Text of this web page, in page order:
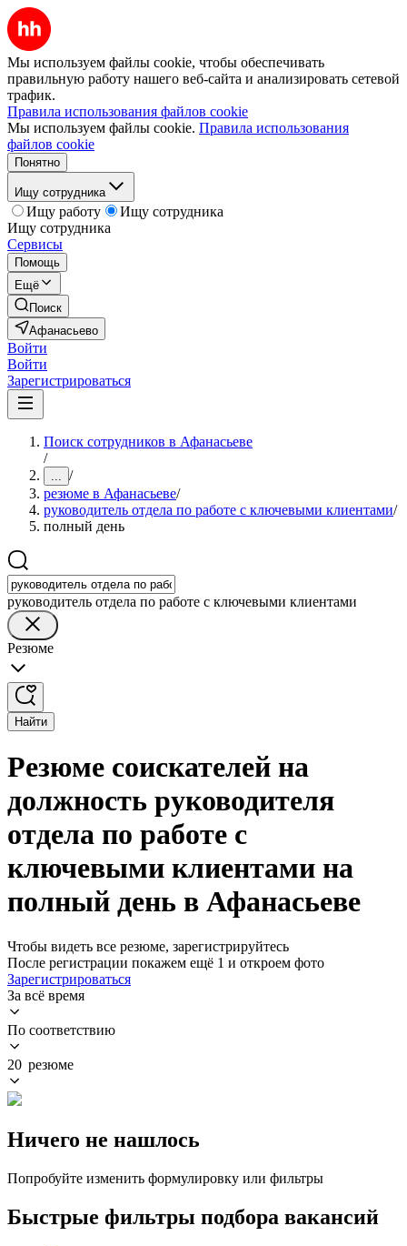
Мы используем файлы cookie, чтобы обеспечивать
правильную работу нашего веб-сайта и анализировать сетевой
трафик.
Правила использования файлов cookie
Мы используем файлы cookie. Правила использования
файлов cookie
Понятно
Ищу сотрудника
Ищу работу
Ищу сотрудника
Ищу сотрудника
Сервисы
Помощь
Ещё
Поиск
Афанасьево
Войти
Войти
Зарегистрироваться
Поиск сотрудников в Афанасьеве
/
... /
резюме в Афанасьеве/
руководитель отдела по работе с ключевыми клиентами/
полный день
руководитель отдела по работе с ключевыми клиентами
Резюме
Найти
Резюме соискателей на
должность руководителя
отдела по работе с
ключевыми клиентами на
полный день в Афанасьеве
Чтобы видеть все резюме, зарегистрируйтесь
После регистрации покажем ещё 1 и откроем фото
Зарегистрироваться
За всё время
По соответствию
20 резюме
Ничего не нашлось
Попробуйте изменить формулировку или фильтры
Быстрые фильтры подбора вакансий